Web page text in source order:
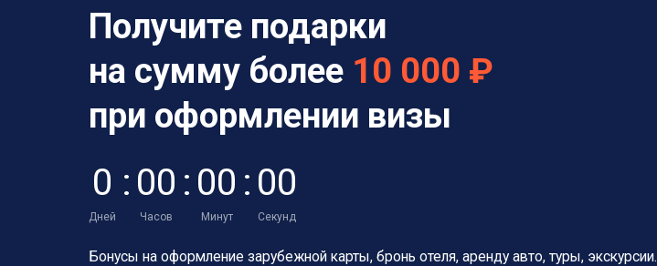
Получите подарки
на сумму более 10 000 ₽
при оформлении визы
0
Дней
: 00
Часов
: 00
Минут
: 00
Секунд
Бонусы на оформление зарубежной карты, бронь отеля, аренду авто, туры, экскурсии.